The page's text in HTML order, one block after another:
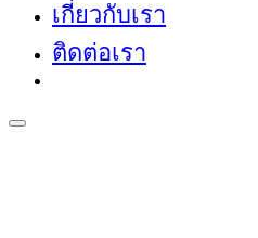
เกี่ยวกับเรา
ติดต่อเรา